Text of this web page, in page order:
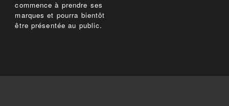
commence à prendre ses
marques et pourra bientôt
être présentée au public.